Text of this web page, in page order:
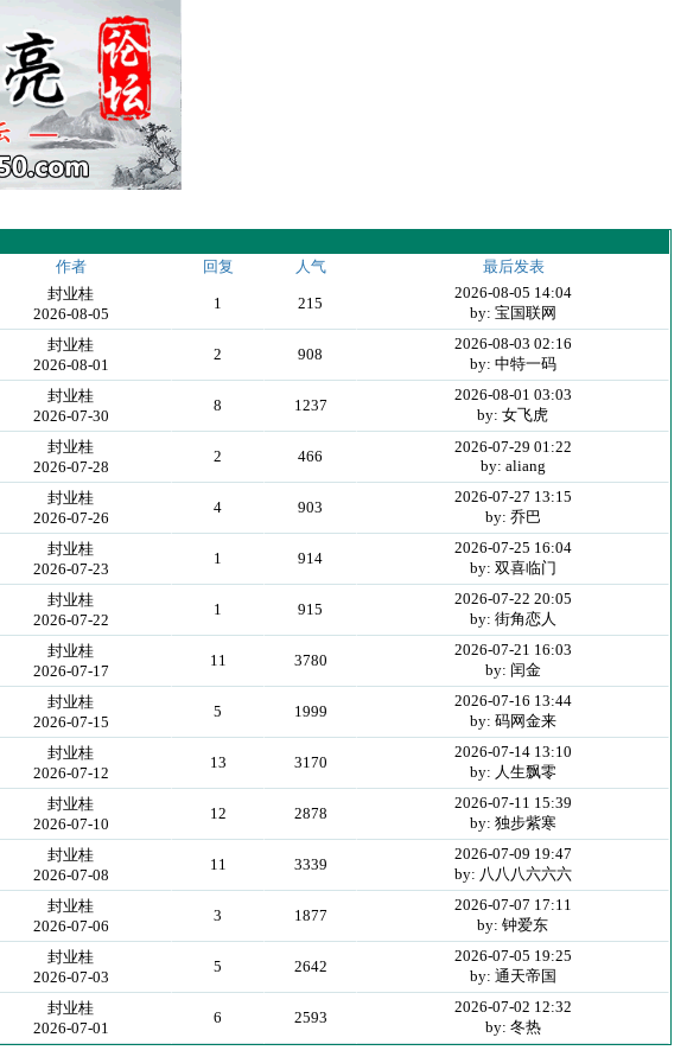
作者 回复 人气 最后发表
封业桂
2026-08-05
1 215
2026-08-05 14:04
by: 宝国联网
封业桂
2026-08-01
2 908
2026-08-03 02:16
by: 中特一码
封业桂
2026-07-30
8 1237
2026-08-01 03:03
by: 女飞虎
封业桂
2026-07-28
2 466
2026-07-29 01:22
by: aliang
封业桂
2026-07-26
4 903
2026-07-27 13:15
by: 乔巴
封业桂
2026-07-23
1 914
2026-07-25 16:04
by: 双喜临门
封业桂
2026-07-22
1 915
2026-07-22 20:05
by: 街角恋人
封业桂
2026-07-17
11 3780
2026-07-21 16:03
by: 闰金
封业桂
2026-07-15
5 1999
2026-07-16 13:44
by: 码网金来
封业桂
2026-07-12
13 3170
2026-07-14 13:10
by: 人生飘零
封业桂
2026-07-10
12 2878
2026-07-11 15:39
by: 独步紫寒
封业桂
2026-07-08
11 3339
2026-07-09 19:47
by: 八八八六六六
封业桂
2026-07-06
3 1877
2026-07-07 17:11
by: 钟爱东
封业桂
2026-07-03
5 2642
2026-07-05 19:25
by: 通天帝国
封业桂
2026-07-01
6 2593
2026-07-02 12:32
by: 冬热